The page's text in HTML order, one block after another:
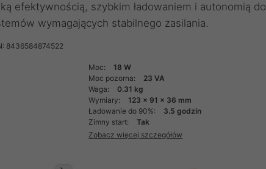
efektywnością, szybkim ładowaniem i autonomią do
wymagających stabilnego zasilania.
8436584874522
Moc:
18 W
Moc pozorna:
23 VA
Waga:
0.31 kg
Wymiary:
123 x 91 x 36 mm
Ładowanie do 90%:
3.5 godzin
Zimny start:
Tak
Zobacz więcej szczegółów